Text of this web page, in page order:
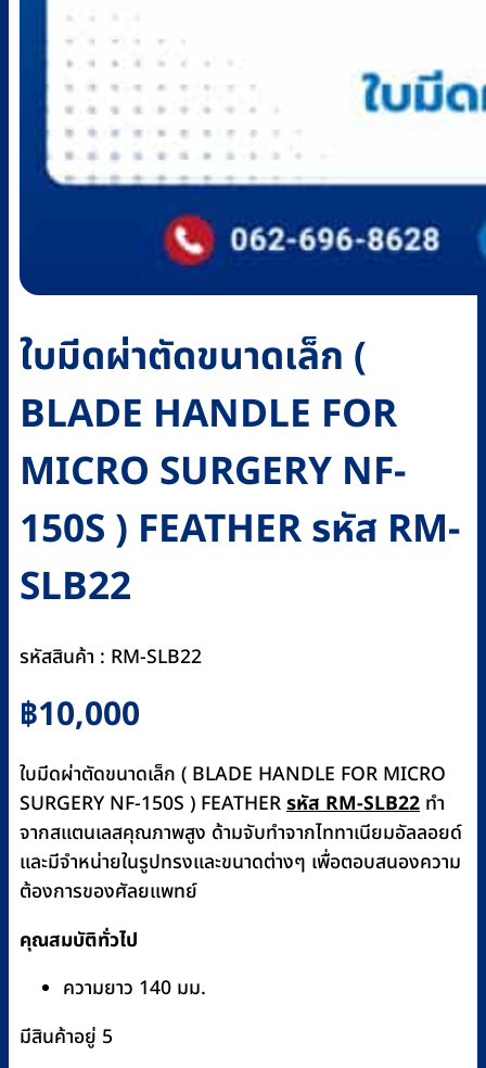
ใบมีดผ่าตัดขนาดเล็ก (
BLADE HANDLE FOR
MICRO SURGERY NF-
150S ) FEATHER รหัส RM-
SLB22
รหัสสินค้า : RM-SLB22
฿10,000
ใบมีดผ่าตัดขนาดเล็ก ( BLADE HANDLE FOR MICRO
SURGERY NF-150S ) FEATHERรหัส RM-SLB22 ทำ
จากสแตนเลสคุณภาพสูง ด้ามจับทำจากไททาเนียมอัลลอยด์
และมีจำหน่ายในรูปทรงและขนาดต่างๆ เพื่อตอบสนองความ
ต้องการของศัลยแพทย์
คุณสมบัติทั่วไป
ความยาว 140 มม.
มีสินค้าอยู่ 5